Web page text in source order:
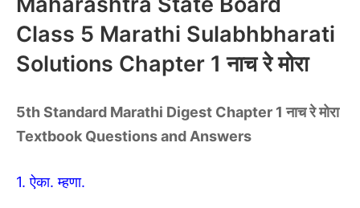
Class 5 Marathi Sulabhbharati
Solutions Chapter 1 नाच रे मोरा
5th Standard Marathi Digest Chapter 1 नाच रे मोरा
Textbook Questions and Answers
1. ऐका. म्हणा.